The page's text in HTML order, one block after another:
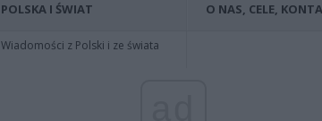
POLSKA I ŚWIAT
Wiadomości z Polski i ze świata
O NAS, CELE,